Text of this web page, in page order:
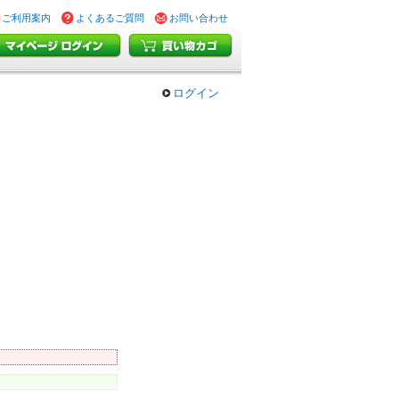
ご利用案内 よくあるご質問 お問い合わせ
ログイン